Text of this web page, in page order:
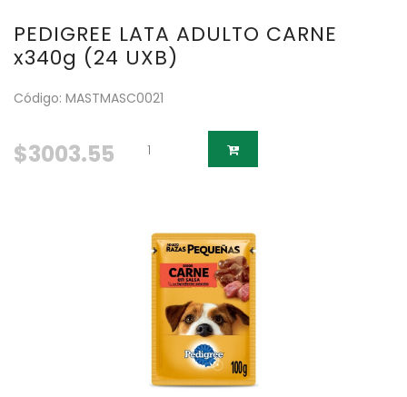
PEDIGREE LATA ADULTO CARNE
x340g (24 UXB)
Código: MASTMASC0021
$3003.55